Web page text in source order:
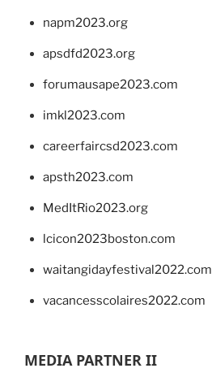
napm2023.org
apsdfd2023.org
forumausape2023.com
imkl2023.com
careerfaircsd2023.com
apsth2023.com
MedItRio2023.org
lcicon2023boston.com
waitangidayfestival2022.com
vacancesscolaires2022.com
MEDIA PARTNER II